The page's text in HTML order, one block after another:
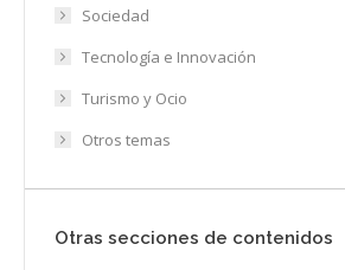
Sociedad
Tecnología e Innovación
Turismo y Ocio
Otros temas
Otras secciones de contenidos